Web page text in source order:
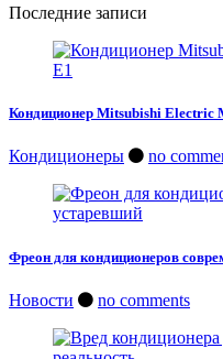
Последние записи
Кондиционер Mitsubishi Electric
Кондиционеры no
Фреон для кондиционеров
Новости no comments